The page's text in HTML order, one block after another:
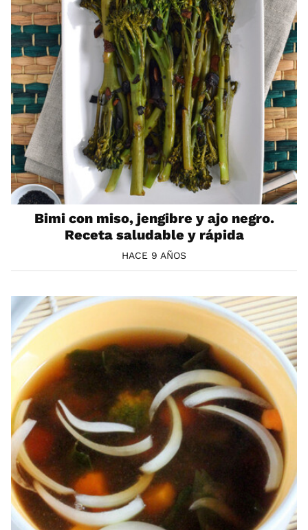
Bimi con miso, jengibre y ajo negro.
Receta saludable y rápida
HACE 9 AÑOS